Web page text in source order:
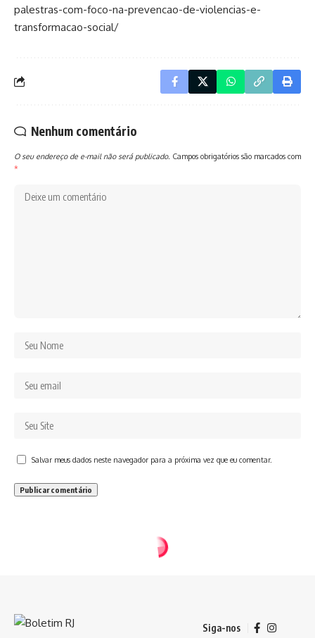
palestras-com-foco-na-prevencao-de-violencias-e-
transformacao-social/
Nenhum comentário
O seu endereço de e-mail não será publicado. Campos obrigatórios são marcados com
*
Salvar meus dados neste navegador para a próxima vez que eu comentar.
Siga-nos